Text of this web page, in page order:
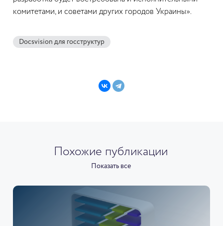
комитетами, и советами других городов Украины».
Docsvision для госструктур
Похожие публикации
Показать все